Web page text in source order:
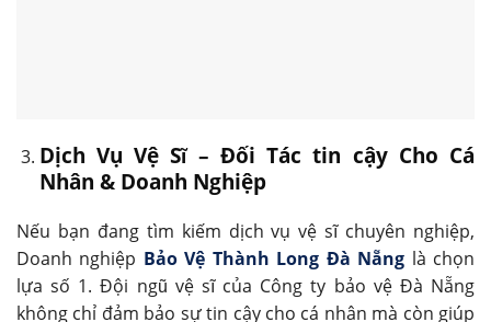
Dịch Vụ Vệ Sĩ – Đối Tác tin cậy Cho Cá
Nhân & Doanh Nghiệp
Nếu bạn đang tìm kiếm dịch vụ vệ sĩ chuyên nghiệp,
Doanh nghiệp Bảo Vệ Thành Long Đà Nẵng là chọn
lựa số 1. Đội ngũ vệ sĩ của Công ty bảo vệ Đà Nẵng
không chỉ đảm bảo sự tin cậy cho cá nhân mà còn giúp